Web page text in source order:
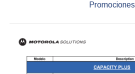
Promociones